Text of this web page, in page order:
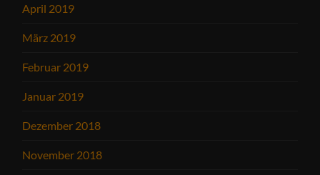
April 2019
März 2019
Februar 2019
Januar 2019
Dezember 2018
November 2018